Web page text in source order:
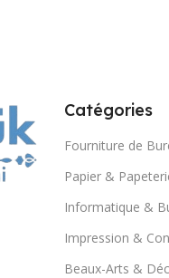
Catégories
Fourniture de
Papier &
Informatique &
Impression &
Beaux-Arts &